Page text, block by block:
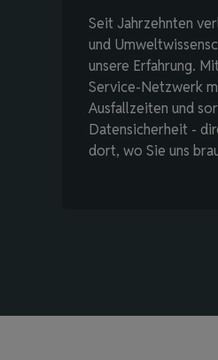
Seit Jahrzehnten
und
unsere Erfahrung.
Service-Netzwerk
Ausfallzeiten und
Datensicherheit -
dort, wo Sie uns